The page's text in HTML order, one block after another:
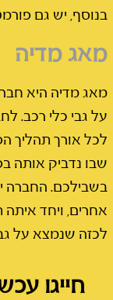
בנוסף, יש גם
מאג מדיה
מאג מדיה היא
על גבי כלי רכב.
לכל אורך תהליך
שבו נדביק אותה
בשבילכם. החברה
אחרים, ויחד איתה
לכזה שנמצא על
חייגו